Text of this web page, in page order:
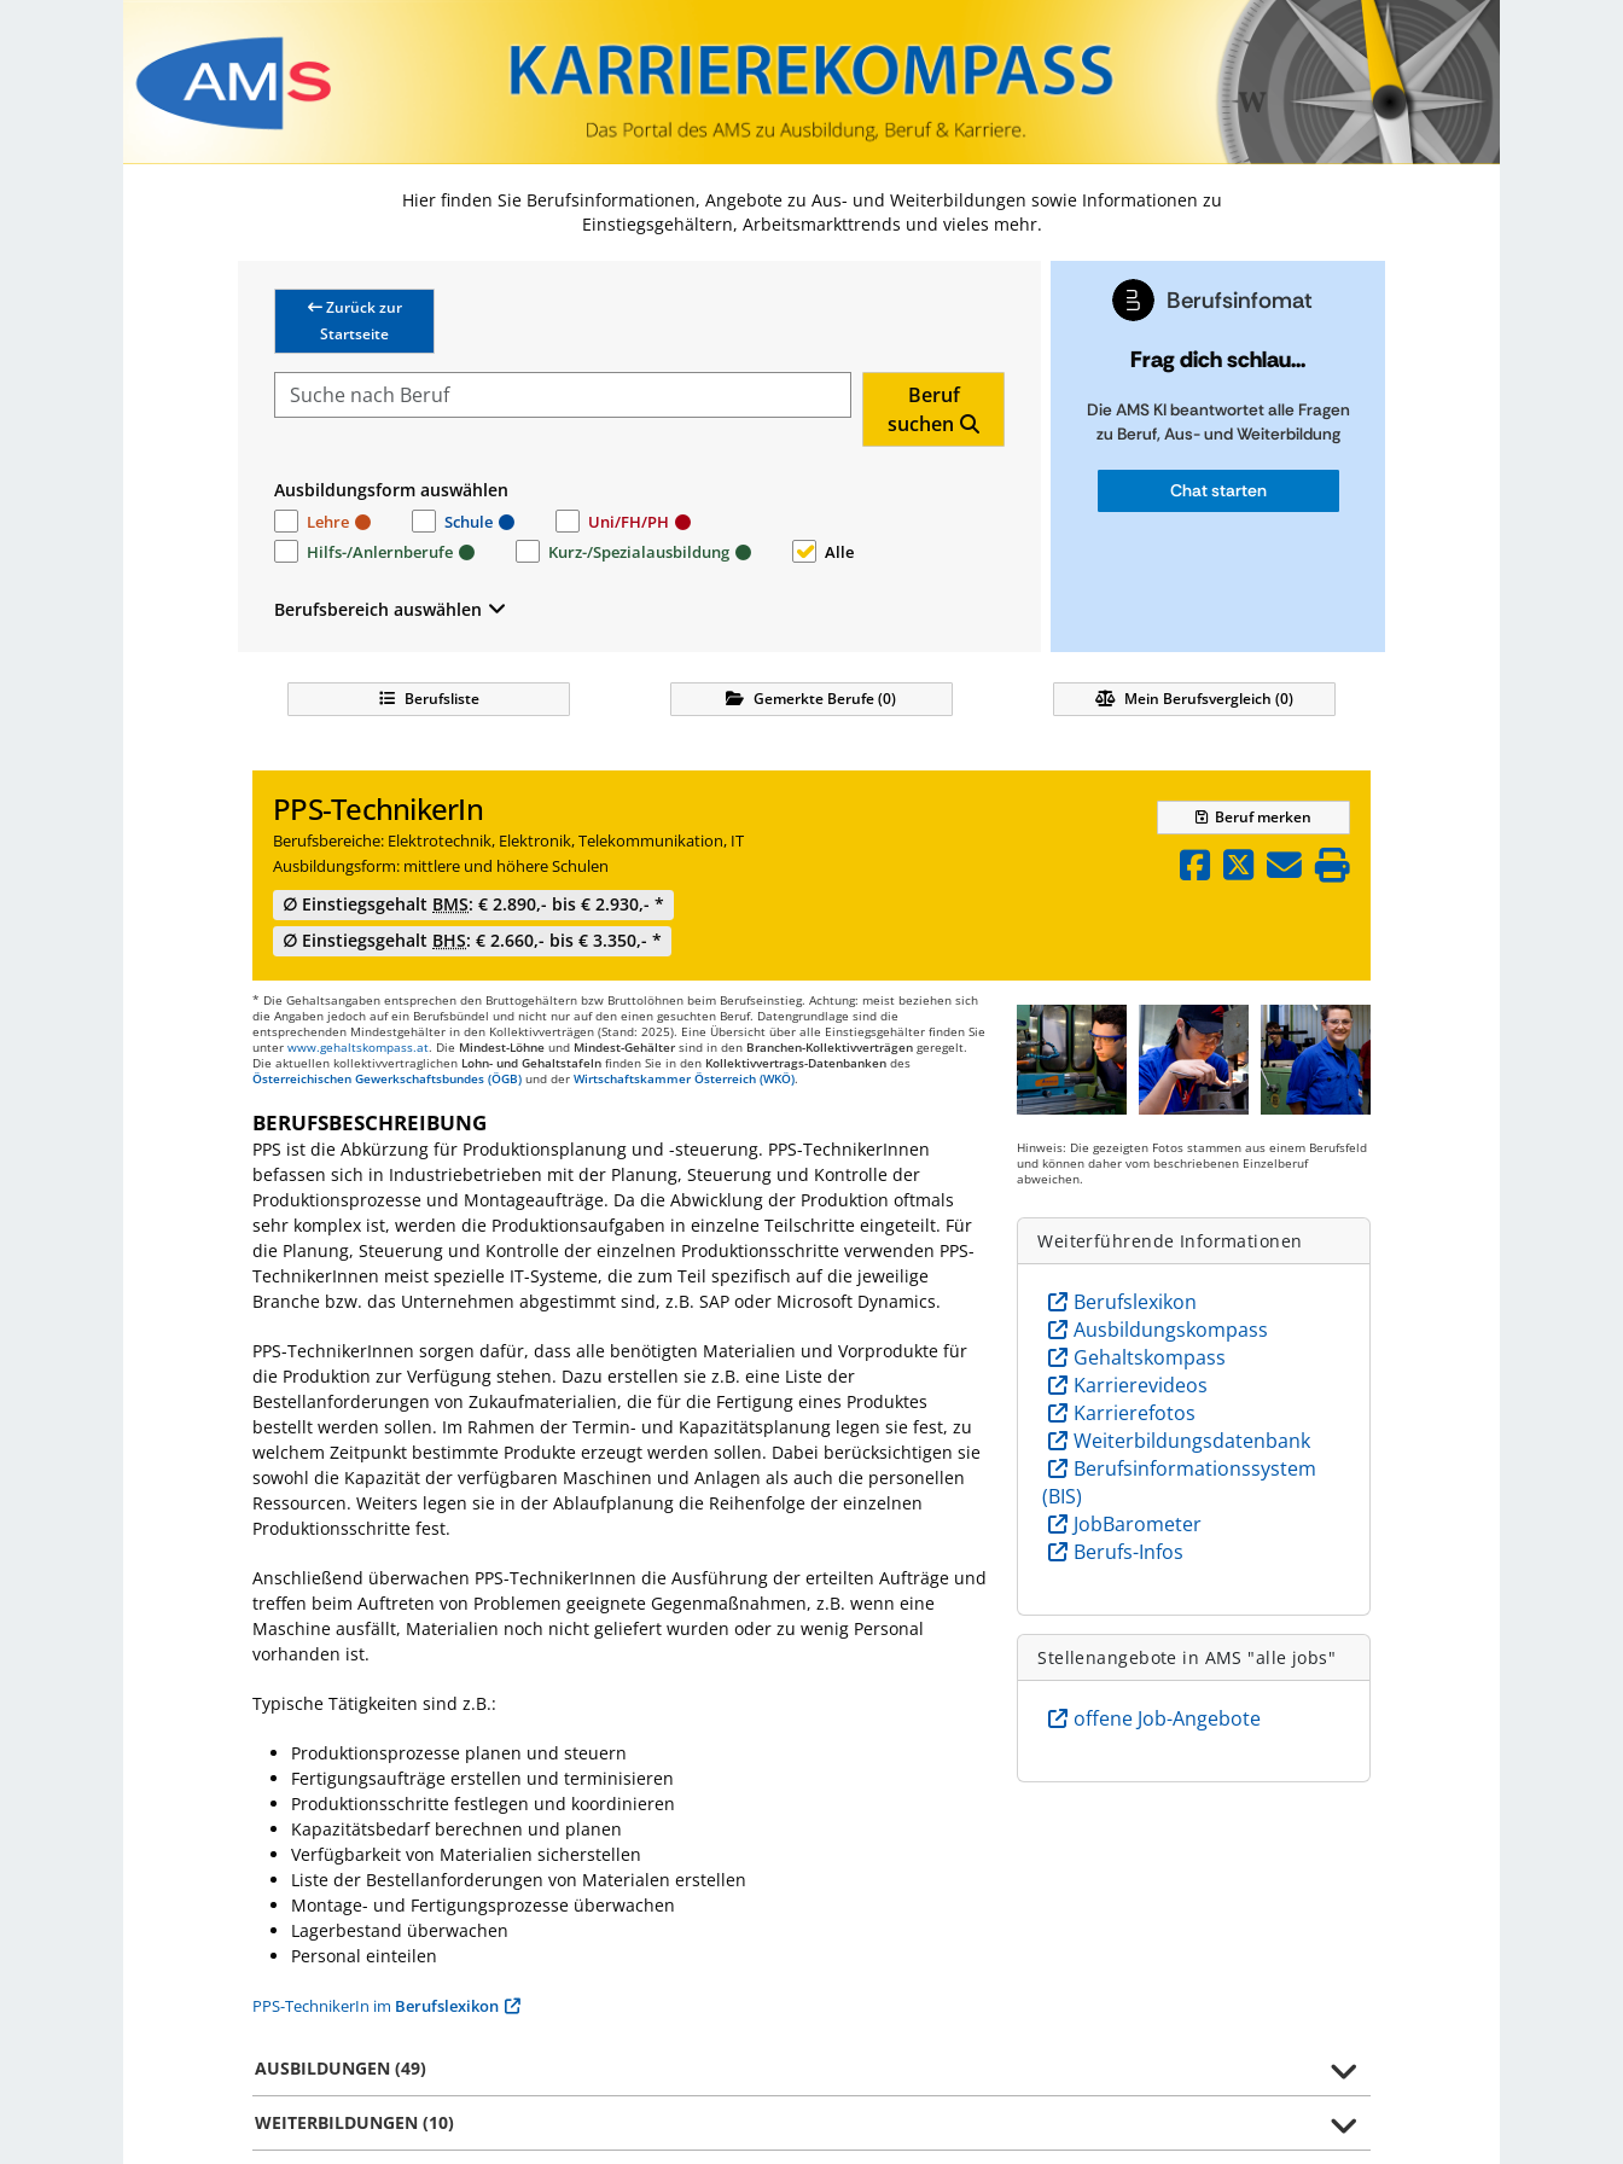
Zum Inhalt springen
Zum Navmenü springen
Zur Suche springen
Zur Footer springen
Hier finden Sie Berufsinformationen, Angebote zu Aus- und Weiterbildungen sowie Informationen zu
Einstiegsgehältern, Arbeitsmarkttrends und vieles mehr.
Zurück zur
Startseite
Beruf
suchen
Ausbildungsform auswählen
Lehre Schule
Uni/FH/PH
Hilfs-/Anlernberufe
Kurz-/Spezialausbildung Alle
Berufsbereich auswählen
Berufsinfomat
Frag dich schlau...
Die AMS KI beantwortet alle Fragen
zu Beruf, Aus- und Weiterbildung
Chat starten
Berufsliste Gemerkte Berufe(0) Mein Berufsvergleich (0)
PPS-TechnikerIn
Berufsbereiche: Elektrotechnik, Elektronik, Telekommunikation, IT
Ausbildungsform: mittlere und höhere Schulen
∅ Einstiegsgehalt BMS: € 2.890,- bis € 2.930,- *
∅ Einstiegsgehalt BHS: € 2.660,- bis € 3.350,- *
Berufmerken
* Die Gehaltsangaben entsprechen den Bruttogehältern bzw Bruttolöhnen beim Berufseinstieg. Achtung: meist beziehen sich
die Angaben jedoch auf ein Berufsbündel und nicht nur auf den einen gesuchten Beruf. Datengrundlage sind die
entsprechenden Mindestgehälter in den Kollektivverträgen (Stand: 2025). Eine Übersicht über alle Einstiegsgehälter finden Sie
unter www.gehaltskompass.at. Die Mindest-Löhne und Mindest-Gehälter sind in den Branchen-Kollektivverträgen geregelt.
Die aktuellen kollektivvertraglichen Lohn- und Gehaltstafeln finden Sie in den Kollektivvertrags-Datenbanken des
Österreichischen Gewerkschaftsbundes (ÖGB) und der Wirtschaftskammer Österreich (WKÖ).
BERUFSBESCHREIBUNG
PPS ist die Abkürzung für Produktionsplanung und -steuerung. PPS-TechnikerInnen
befassen sich in Industriebetrieben mit der Planung, Steuerung und Kontrolle der
Produktionsprozesse und Montageaufträge. Da die Abwicklung der Produktion oftmals
sehr komplex ist, werden die Produktionsaufgaben in einzelne Teilschritte eingeteilt. Für
die Planung, Steuerung und Kontrolle der einzelnen Produktionsschritte verwenden PPS-
TechnikerInnen meist spezielle IT-Systeme, die zum Teil spezifisch auf die jeweilige
Branche bzw. das Unternehmen abgestimmt sind, z.B. SAP oder Microsoft Dynamics.
PPS-TechnikerInnen sorgen dafür, dass alle benötigten Materialien und Vorprodukte für
die Produktion zur Verfügung stehen. Dazu erstellen sie z.B. eine Liste der
Bestellanforderungen von Zukaufmaterialien, die für die Fertigung eines Produktes
bestellt werden sollen. Im Rahmen der Termin- und Kapazitätsplanung legen sie fest, zu
welchem Zeitpunkt bestimmte Produkte erzeugt werden sollen. Dabei berücksichtigen sie
sowohl die Kapazität der verfügbaren Maschinen und Anlagen als auch die personellen
Ressourcen. Weiters legen sie in der Ablaufplanung die Reihenfolge der einzelnen
Produktionsschritte fest.
Anschließend überwachen PPS-TechnikerInnen die Ausführung der erteilten Aufträge und
treffen beim Auftreten von Problemen geeignete Gegenmaßnahmen, z.B. wenn eine
Maschine ausfällt, Materialien noch nicht geliefert wurden oder zu wenig Personal
vorhanden ist.
Typische Tätigkeiten sind z.B.:
Produktionsprozesse planen und steuern
Fertigungsaufträge erstellen und terminisieren
Produktionsschritte festlegen und koordinieren
Kapazitätsbedarf berechnen und planen
Verfügbarkeit von Materialien sicherstellen
Liste der Bestellanforderungen von Materialen erstellen
Montage- und Fertigungsprozesse überwachen
Lagerbestand überwachen
Personal einteilen
PPS-TechnikerIn im Berufslexikon
Hinweis: Die gezeigten Fotos stammen aus einem Berufsfeld
und können daher vom beschriebenen Einzelberuf
abweichen.
Weiterführende Informationen
Berufslexikon
Ausbildungskompass
Gehaltskompass
Karrierevideos
Karrierefotos
Weiterbildungsdatenbank
Berufsinformationssystem
(BIS)
JobBarometer
Berufs-Infos
Stellenangebote in AMS "alle jobs"
offene Job-Angebote
AUSBILDUNGEN (49)
WEITERBILDUNGEN (10)